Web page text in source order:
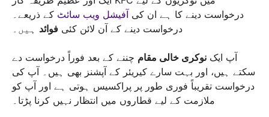
درخواست دینے کا ہے ان کی آفیشل ویب سائٹ کے ذریعے۔
درخواست دینے کے آن لائن کئی فوائد ہیں۔
آپ ایک نوکری خالی مقام چننے کے بعد فوراً درخواست دے
سکتے ہیں، اور بہت سارے کیریئر کے آپشنز بھی ہیں۔ آپ کی
درخواست تقریباً فوری طور پر پراکسیس ہوتی ہے اور آپ کو
ملازمت کے لیے قطاروں میں انتظار نہیں کرنا پڑتا۔